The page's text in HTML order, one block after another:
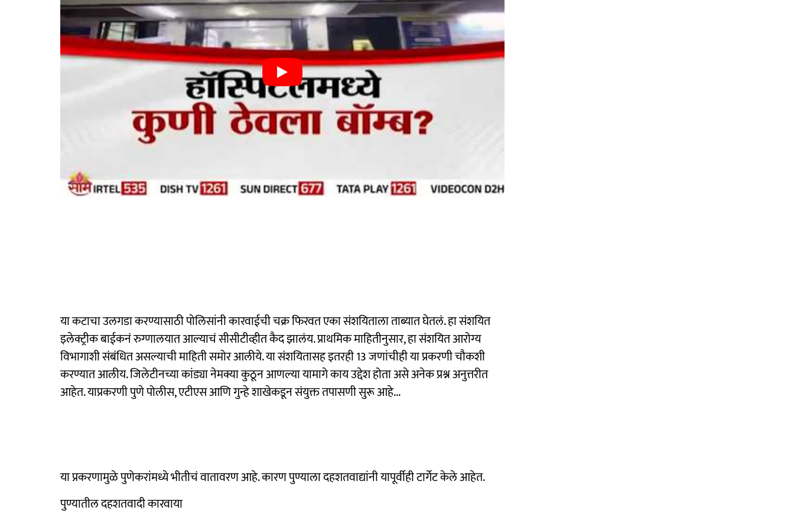
या कटाचा उलगडा करण्यासाठी पोलिसांनी कारवाईची चक्र फिरवत एका संशयिताला ताब्यात घेतलं. हा संशयित
इलेक्ट्रीक बाईकनं रुग्णालयात आल्याचं सीसीटीव्हीत कैद झालंय. प्राथमिक माहितीनुसार, हा संशयित आरोग्य
विभागाशी संबंधित असल्याची माहिती समोर आलीये. या संशयितासह इतरही 13 जणांचीही या प्रकरणी चौकशी
करण्यात आलीय. जिलेटीनच्या कांड्या नेमक्या कुठून आणल्या यामागे काय उद्देश होता असे अनेक प्रश्न अनुत्तरीत
आहेत. याप्रकरणी पुणे पोलीस, एटीएस आणि गुन्हे शाखेकडून संयुक्त तपासणी सुरू आहे...
या प्रकरणामुळे पुणेकरांमध्ये भीतीचं वातावरण आहे. कारण पुण्याला दहशतवाद्यांनी यापूर्वीही टार्गेट केले आहेत.
पुण्यातील दहशतवादी कारवाया